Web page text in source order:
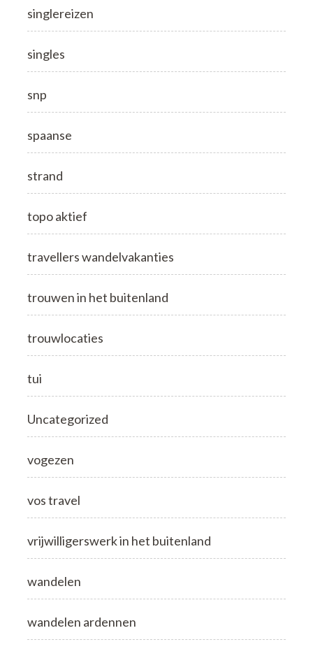
singlereizen
singles
snp
spaanse
strand
topo aktief
travellers wandelvakanties
trouwen in het buitenland
trouwlocaties
tui
Uncategorized
vogezen
vos travel
vrijwilligerswerk in het buitenland
wandelen
wandelen ardennen